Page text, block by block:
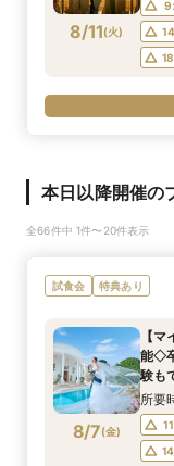
8/11(火)
本日以降開催の
全66件中 1件〜20件表示
試食会 特典あり
8/7(金)
【
能◇
験も
所要